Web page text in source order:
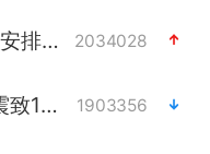
曝韩国足协为外籍裁判员安排色情招待 2034028
四川宜宾市高县4.9级地震致1人死亡 1903356